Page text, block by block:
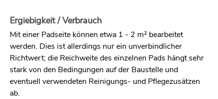
Ergiebigkeit / Verbrauch
Mit einer Padseite können etwa 1 - 2 m² bearbeitet
werden. Dies ist allerdings nur ein unverbindlicher
Richtwert; die Reichweite des einzelnen Pads hängt sehr
stark von den Bedingungen auf der Baustelle und
eventuell verwendeten Reinigungs- und Pflegezusätzen
ab.